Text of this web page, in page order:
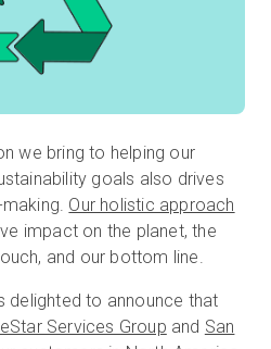
we bring to helping our
goals also drives
Our holistic approach
impact on the planet, the
and our bottom line.
delighted to announce that
Services Group and San